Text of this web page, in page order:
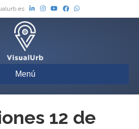
Menú
12 de